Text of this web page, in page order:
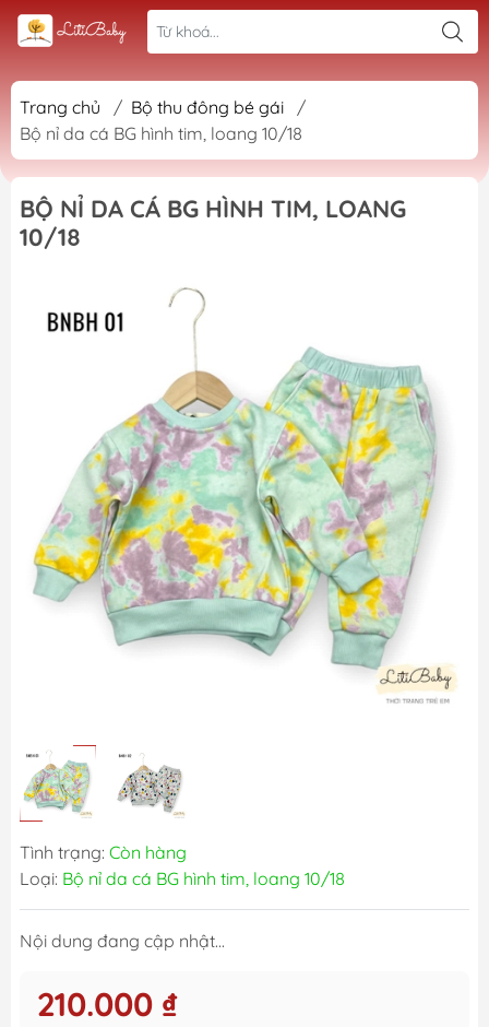
Trang chủ / Bộ thu đông bé gái
/
Bộ nỉ da cá BG hình tim, loang 10/18
BỘ NỈ DA CÁ BG HÌNH TIM, LOANG
10/18
Tình trạng: Còn hàng
Loại: Bộ nỉ da cá BG hình tim, loang 10/18
Nội dung đang cập nhật...
210.000 ₫